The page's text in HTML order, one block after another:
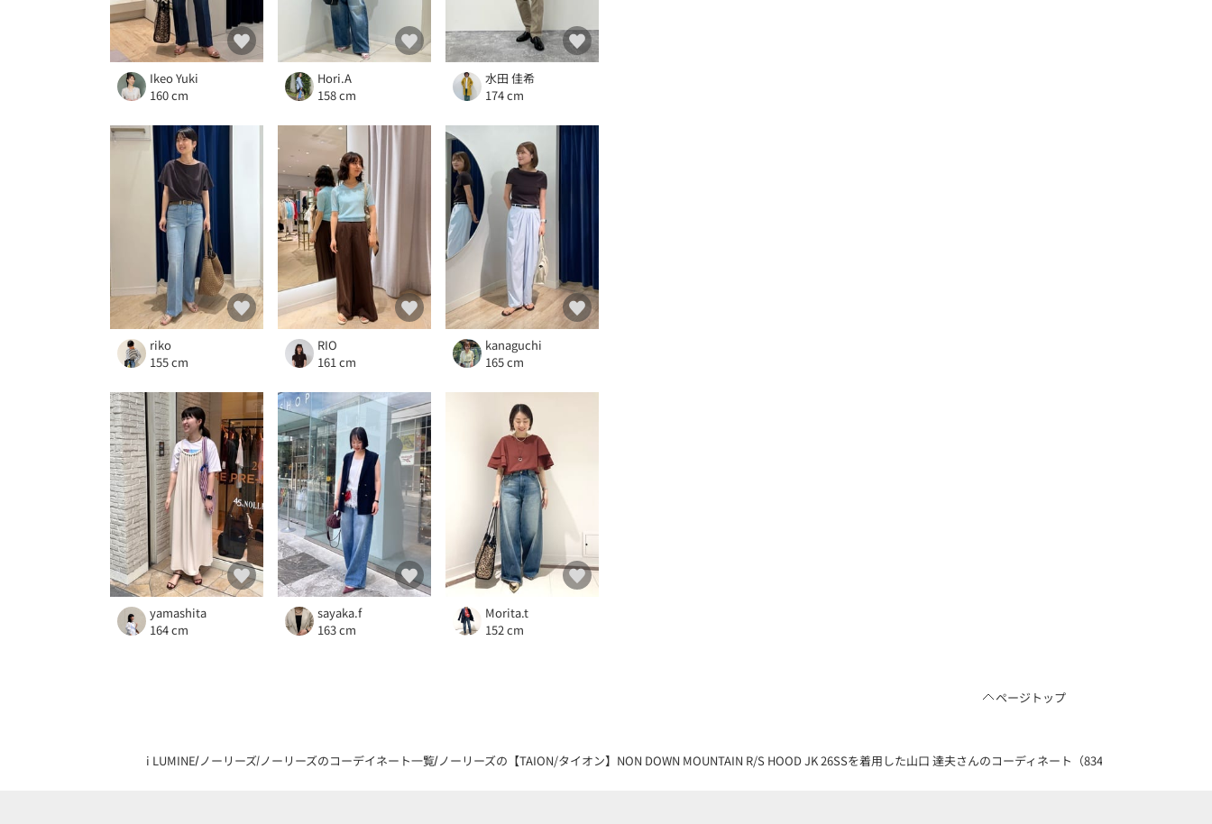
Ikeo Yuki
160 cm
Hori.A
158 cm
水田 佳希
174 cm
riko
155 cm
RIO
161 cm
kanaguchi
165 cm
yamashita
164 cm
sayaka.f
163 cm
Morita.t
152 cm
ページトップ
i LUMINEノーリーズ ノーリーズのコーデイネート一覧ノーリーズの【TAION/タイオン】NON DOWN MOUNTAIN R/S HOOD JK 26SSを着用した山口 達夫さんのコーディネート（83412298）